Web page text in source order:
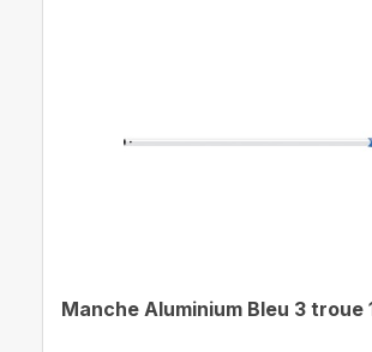
Manche Aluminium Bleu 3 troue